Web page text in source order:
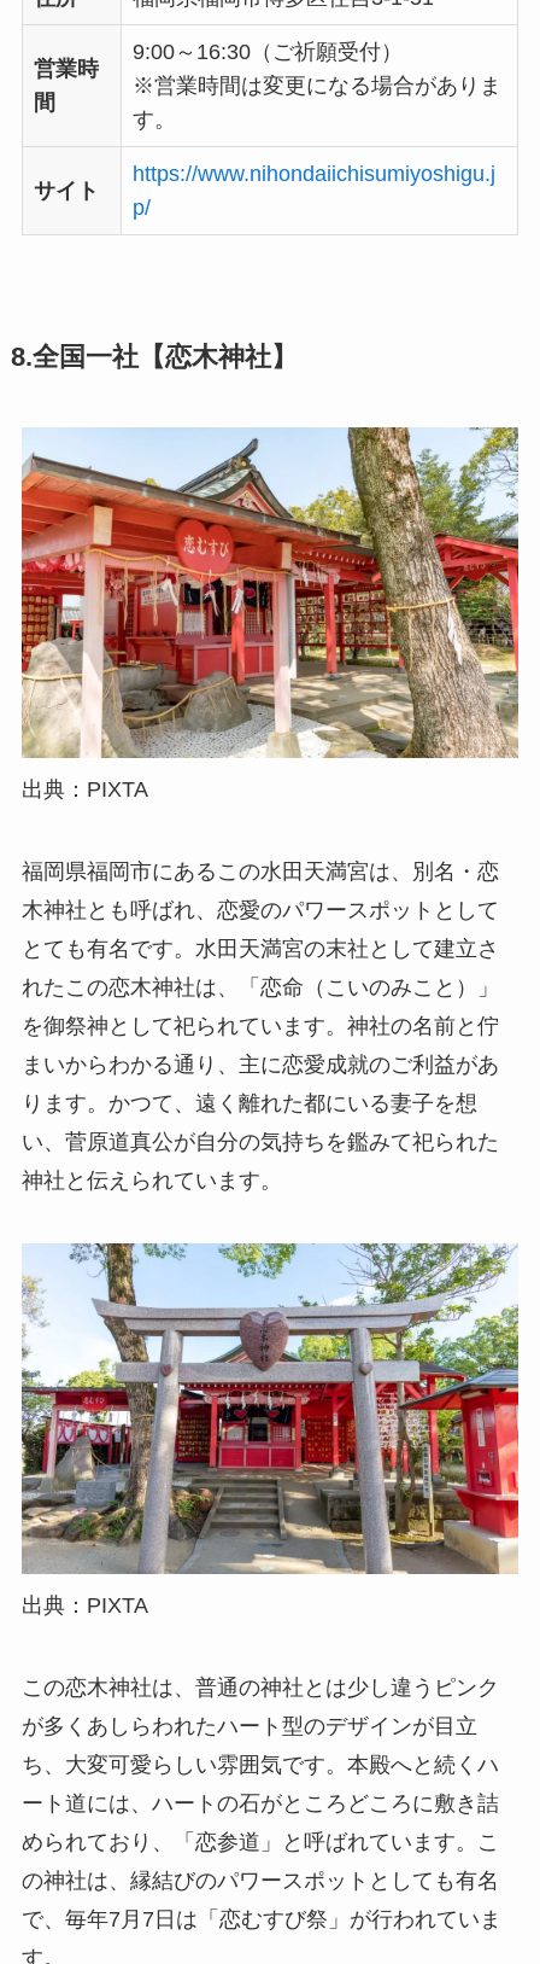
営業時
間
9:00～16:30（ご祈願受付）
※営業時間は変更になる場合がありま
す。
サイト
https://www.nihondaiichisumiyoshigu.j
p/
8.全国一社【恋木神社】
出典：PIXTA
福岡県福岡市にあるこの水田天満宮は、別名・恋
木神社とも呼ばれ、恋愛のパワースポットとして
とても有名です。水田天満宮の末社として建立さ
れたこの恋木神社は、「恋命（こいのみこと）」
を御祭神として祀られています。神社の名前と佇
まいからわかる通り、主に恋愛成就のご利益があ
ります。かつて、遠く離れた都にいる妻子を想
い、菅原道真公が自分の気持ちを鑑みて祀られた
神社と伝えられています。
出典：PIXTA
この恋木神社は、普通の神社とは少し違うピンク
が多くあしらわれたハート型のデザインが目立
ち、大変可愛らしい雰囲気です。本殿へと続くハ
ート道には、ハートの石がところどころに敷き詰
められており、「恋参道」と呼ばれています。こ
の神社は、縁結びのパワースポットとしても有名
で、毎年7月7日は「恋むすび祭」が行われていま
す。